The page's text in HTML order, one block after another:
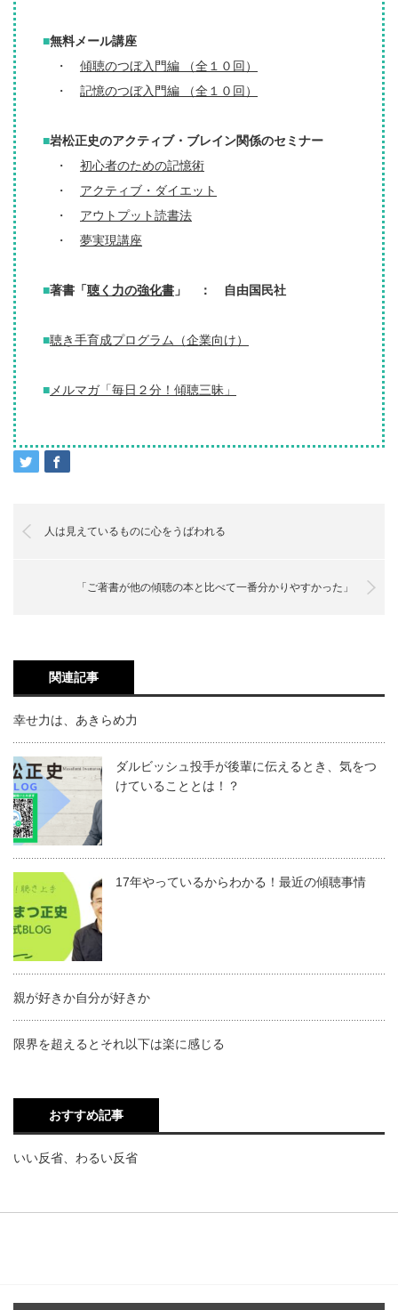
■無料メール講座
・ 傾聴のつぼ入門編 （全１０回）
・ 記憶のつぼ入門編 （全１０回）
■岩松正史のアクティブ・ブレイン関係のセミナー
・ 初心者のための記憶術
・ アクティブ・ダイエット
・ アウトプット読書法
・ 夢実現講座
■著書「聴く力の強化書 」 ： 自由国民社
■聴き手育成プログラム（企業向け）
■ メルマガ「毎日２分！傾聴三昧」
人は見えているものに心をうばわれる
「ご著書が他の傾聴の本と比べて一番分かりやすかった」
関連記事
幸せ力は、あきらめ力
ダルビッシュ投手が後輩に伝えるとき、気をつ
けていることとは！？
17年やっているからわかる！最近の傾聴事情
親が好きか自分が好きか
限界を超えるとそれ以下は楽に感じる
おすすめ記事
いい反省、わるい反省